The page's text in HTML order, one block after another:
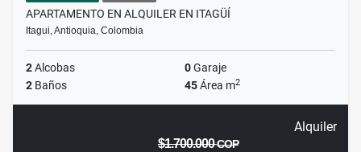
APARTAMENTO EN ALQUILER EN ITAGÜÍ
Itagui, Antioquia, Colombia
2Alcobas 0Garaje
2 Baños 45Área m2
Alquiler
$1.700.000COP